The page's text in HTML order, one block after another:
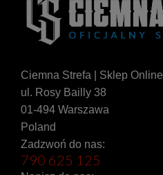
Ciemna Strefa | Sklep Online
ul. Rosy Bailly 38
01-494 Warszawa
Poland
Zadzwoń do nas:
790 625 125